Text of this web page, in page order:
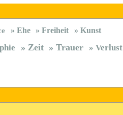
Ehe Freiheit Kunst
Zeit Trauer
Verlust